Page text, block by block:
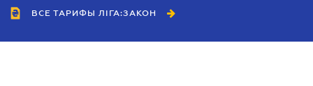
ВСЕ ТАРИФЫ ЛІГА:ЗАКОН